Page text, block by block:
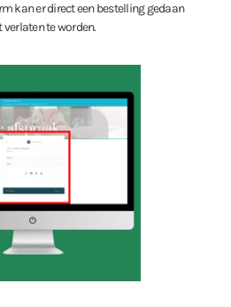
kan er direct een bestelling gedaan
te worden.